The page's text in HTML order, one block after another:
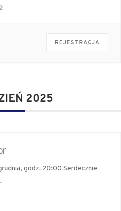
REJESTRACJA
2025
godz. 20:00 Serdecznie